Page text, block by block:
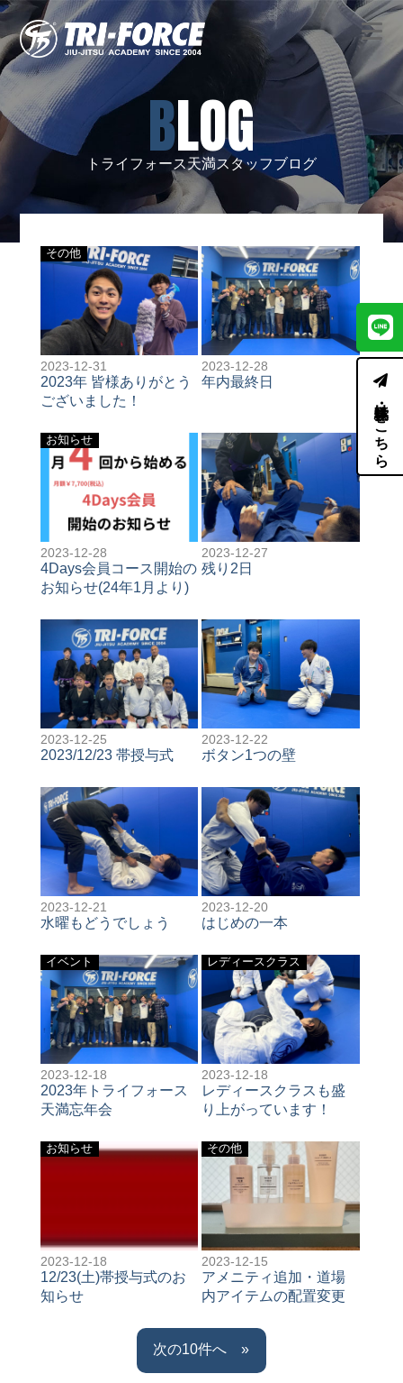
BLOG
トライフォース天満スタッフブログ
その他
2023-12-31
2023年 皆様ありがとう
ございました！
2023-12-28
年内最終日
お知らせ
2023-12-28
4Days会員コース開始の
お知らせ(24年1月より)
2023-12-27
残り2日
2023-12-25
2023/12/23 帯授与式
2023-12-22
ボタン1つの壁
2023-12-21
水曜もどうでしょう
2023-12-20
はじめの一本
イベント
2023-12-18
2023年トライフォース
天満忘年会
レディースクラス
2023-12-18
レディースクラスも盛
り上がっています！
お知らせ
2023-12-18
12/23(土)帯授与式のお
知らせ
その他
2023-12-15
アメニティ追加・道場
内アイテムの配置変更
»
体験・見学はこちら